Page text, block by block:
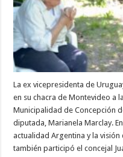
La ex vicepresidenta de
en su chacra de Montevideo a
Municipalidad de Concepción
diputada, Marianela Marclay.
actualidad Argentina y la
también participó el concejal